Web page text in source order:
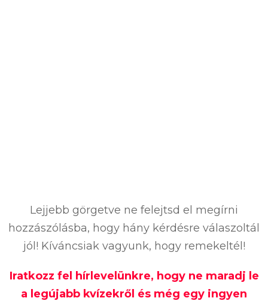
Lejjebb görgetve ne felejtsd el megírni
hozzászólásba, hogy hány kérdésre válaszoltál
jól! Kíváncsiak vagyunk, hogy remekeltél!
Iratkozz fel hírlevelünkre, hogy ne maradj le
a legújabb kvízekről és még egy ingyen